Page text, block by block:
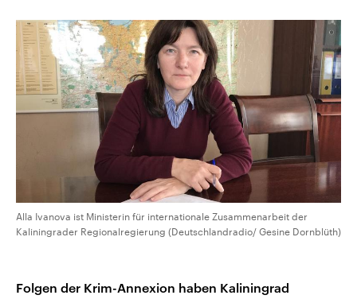
Alla Ivanova ist Ministerin für internationale Zusammenarbeit der
Kaliningrader Regionalregierung (Deutschlandradio/ Gesine Dornblüth)
Folgen der Krim-Annexion haben Kaliningrad